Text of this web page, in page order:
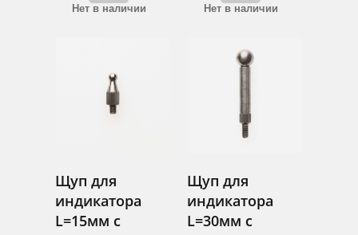
Нет в наличии Нет в наличии
Щуп для
индикатора
L=15мм с
Щуп для
индикатора
L=30мм с